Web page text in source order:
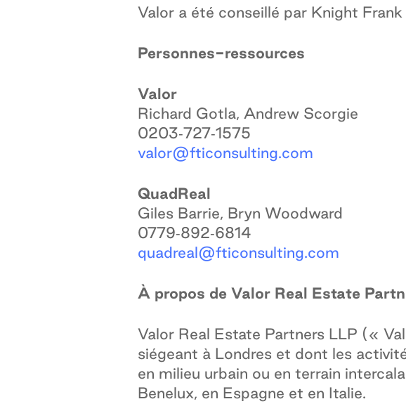
Valor a été conseillé par Knight
Personnes-ressources
Valor
Richard Gotla, Andrew Scorgie
0203‑727‑1575
valor@fticonsulting.com
QuadReal
Giles Barrie, Bryn Woodward
0779‑892‑6814
quadreal@fticonsulting.com
À propos de Valor Real Estate
Valor Real Estate Partners LLP («
siégeant à Londres et dont les
en milieu urbain ou en terrain
Benelux, en Espagne et en Italie.